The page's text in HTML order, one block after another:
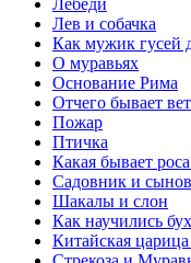
Лев и собачка
Как мужик гусей
О муравьях
Основание Рима
Отчего бывает
Пожар
Птичка
Какая бывает
Садовник и
Шакалы и слон
Как научились
Китайская